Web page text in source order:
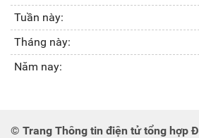
Tuần này:
Tháng này:
Năm nay:
© Trang Thông tin điện tử tổng hợp